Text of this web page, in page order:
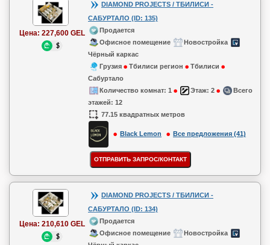
Цена: 227,600 GEL
DIAMOND PROJECTS / ТБИЛИСИ -
САБУРТАЛО (ID: 135)
Продается
Офисное помещение
Новостройка
Чёрный каркас
Грузия
Тбилиси регион
Тбилиси
Сабуртало
Количество комнат: 1 Этаж: 2
Всего
этажей: 12
77.15 квадратных метров
Black Lemon Все предложения (41)
Цена: 210,610 GEL
DIAMOND PROJECTS / ТБИЛИСИ -
САБУРТАЛО (ID: 134)
Продается
Офисное помещение
Новостройка